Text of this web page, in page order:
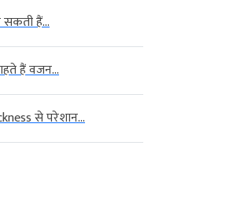
हैं...
हैं वजन...
से परेशान...